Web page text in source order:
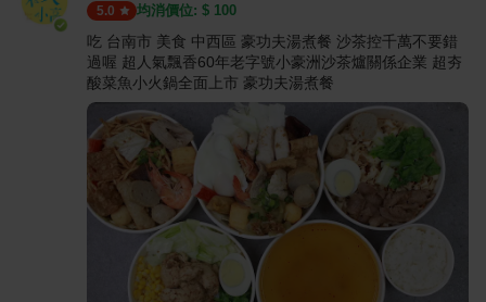
5.0 均消價位: $ 100
吃 台南市 美食 中西區 豪功夫湯煮餐 沙茶控千萬不要錯
過喔 超人氣飄香60年老字號小豪洲沙茶爐關係企業 超夯
酸菜魚小火鍋全面上市 豪功夫湯煮餐